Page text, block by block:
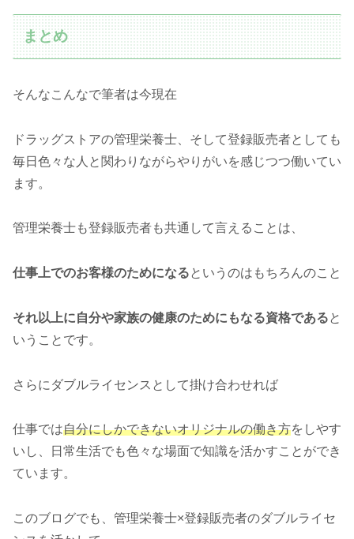
まとめ
そんなこんなで筆者は今現在
ドラッグストアの管理栄養士、そして登録販売者としても
毎日色々な人と関わりながらやりがいを感じつつ働いてい
ます。
管理栄養士も登録販売者も共通して言えることは、
仕事上でのお客様のためになるというのはもちろんのこと
それ以上に自分や家族の健康のためにもなる資格であると
いうことです。
さらにダブルライセンスとして掛け合わせれば
仕事では自分にしかできないオリジナルの働き方をしやす
いし、日常生活でも色々な場面で知識を活かすことができ
ています。
このブログでも、管理栄養士×登録販売者のダブルライセ